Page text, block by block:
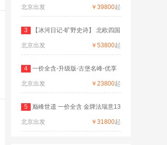
深度
北京出发 ￥39800起
3 【冰河日记-旷野史诗】 北欧四国
双
北京出发 ￥53800起
4 一价全含-升级版-古堡名峰-优享
德
北京出发 ￥23800起
5 巅峰世遗 一价全含 金牌法瑞意13
日
北京出发 ￥31800起